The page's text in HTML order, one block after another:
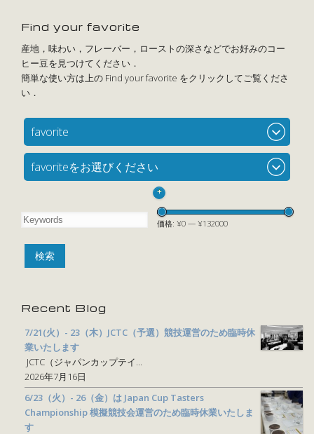
Find your favorite
favorite
favoriteをお選びください
+
価格: ¥0— ¥132000
Recent Blog
7/21(火）- 23（木）JCTC（予選）競技運営のため臨時休
業いたします
JCTC（ジャパンカップテイ...
2026年7月16日
6/23（火）- 26（金）は Japan Cup Tasters
Championship 模擬競技会運営のため臨時休業いたしま
す